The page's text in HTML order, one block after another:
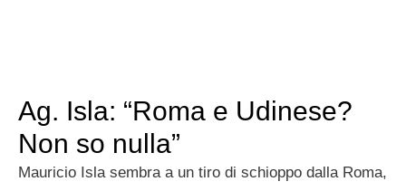
Ag. Isla: “Roma e Udinese?
Non so nulla”
Mauricio Isla sembra a un tiro di schioppo dalla Roma,